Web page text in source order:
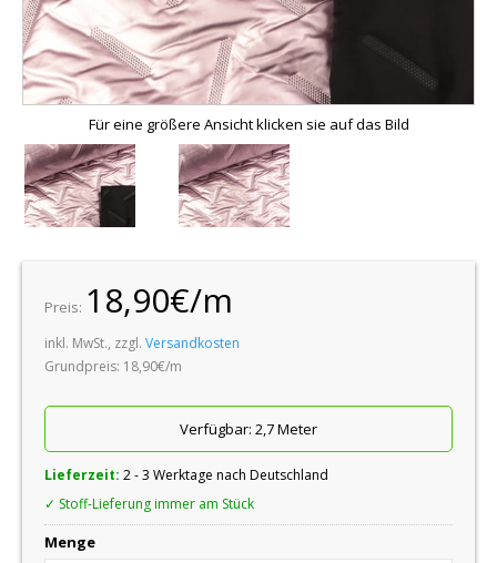
Für eine größere Ansicht klicken sie auf das Bild
Preis: 18,90€/m
inkl. MwSt., zzgl.Versandkosten
Grundpreis: 18,90€/m
Verfügbar: 2,7 Meter
Lieferzeit:2 - 3 Werktage nach Deutschland
✓ Stoff-Lieferung immer am Stück
Menge